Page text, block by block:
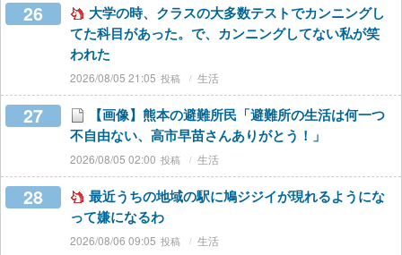
26
大学の時、クラスの大多数テストでカンニングし
てた科目があった。で、カンニングしてない私が笑
われた
2026/08/05 21:05 生活
27
【画像】熊本の避難所民「避難所の生活は何一つ
不自由ない、高市早苗さんありがとう！」
2026/08/05 02:00 生活
28
最近うちの地域の駅に鳩ジジイが現れるようにな
って嫌になるわ
2026/08/06 09:05 生活